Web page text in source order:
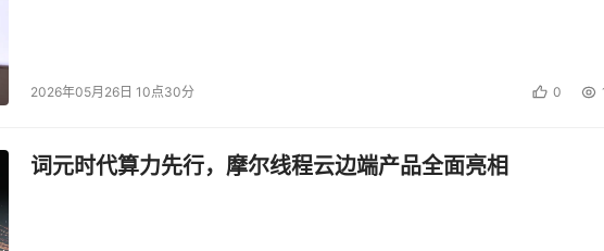
2026年05月26日 10点30分 0
词元时代算力先行，摩尔线程云边端产品全面亮相